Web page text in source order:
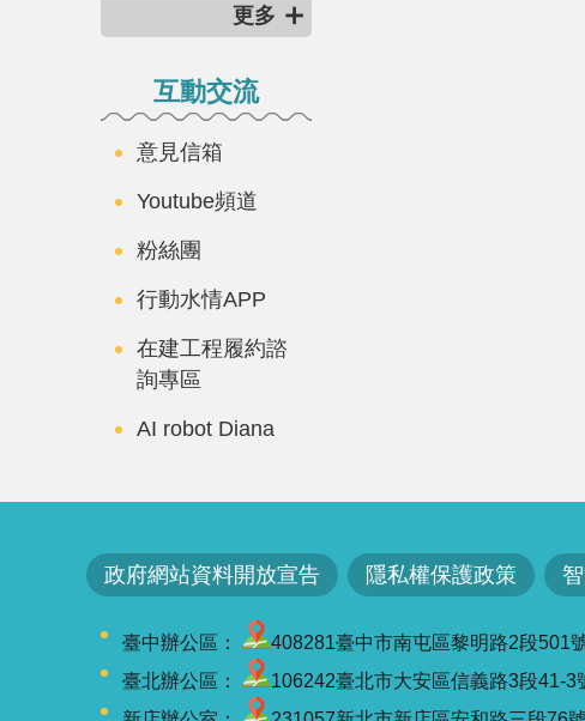
更多
互動交流
意見信箱
Youtube頻道
粉絲團
行動水情APP
在建工程履約諮
詢專區
AI robot Diana
政府網站資料開放宣告 隱私權保護政策
臺中辦公區：
408281臺中市南屯區黎明路2段501
臺北辦公區：
106242臺北市大安區信義路3段41-